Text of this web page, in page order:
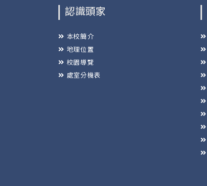
認識頭家
本校簡介
地理位置
校園導覽
處室分機表